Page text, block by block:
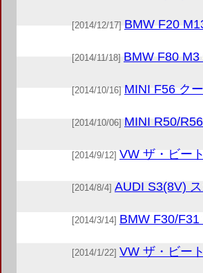
[2014/12/17] BMW F20
[2014/11/18] BMW F80
[2014/10/16] MINI F56 ク
[2014/10/06] MINI R50/
[2014/9/12] VW ザ・ビー
[2014/8/4] AUDI S3(8V)
[2014/3/14] BMW F30/
[2014/1/22] VW ザ・ビー